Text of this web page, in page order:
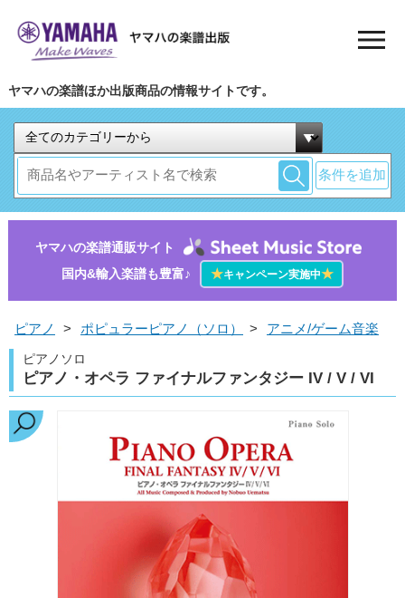
ヤマハの楽譜ほか出版商品の情報サイトです。
条件を追加
ヤマハの楽譜通販サイト
国内&輸入楽譜も豊富♪
★キャンペーン実施中★
ピアノ > ポピュラーピアノ（ソロ） > アニメ/ゲーム音楽
ピアノソロ
ピアノ・オペラ ファイナルファンタジー IV / V / VI